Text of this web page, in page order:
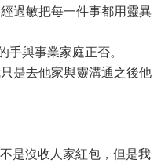
過敏把每一件事都用靈異
手與事業家庭正否。
是去他家與靈溝通之後他
是沒收人家紅包，但是我